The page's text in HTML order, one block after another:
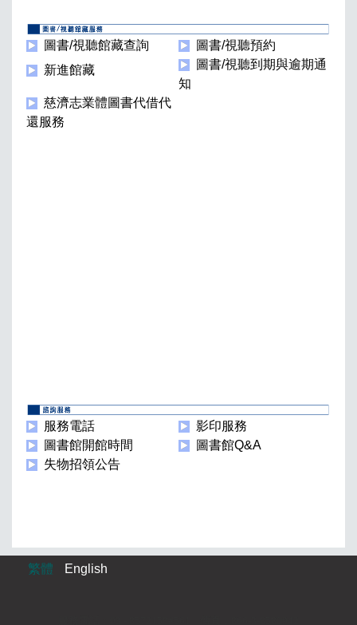
圖書/視聽館藏查詢
圖書/視聽預約
新進館藏
圖書/視聽到期與逾期通
知
慈濟志業體圖書代借代
還服務
服務電話
影印服務
圖書館開館時間
圖書館Q&A
失物招領公告
繁體 English